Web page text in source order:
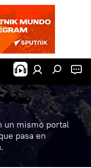
un mismo portal
pasa en